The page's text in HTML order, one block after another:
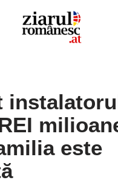
este